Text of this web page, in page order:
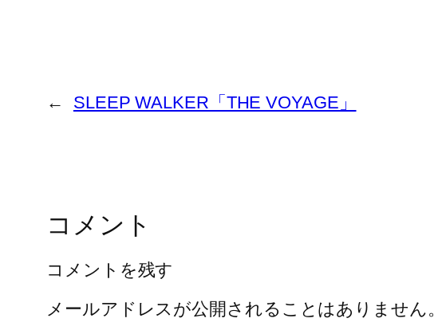
← SLEEP WALKER「THE VOYAGE」
コメント
コメントを残す
メールアドレスが公開されることはありません。